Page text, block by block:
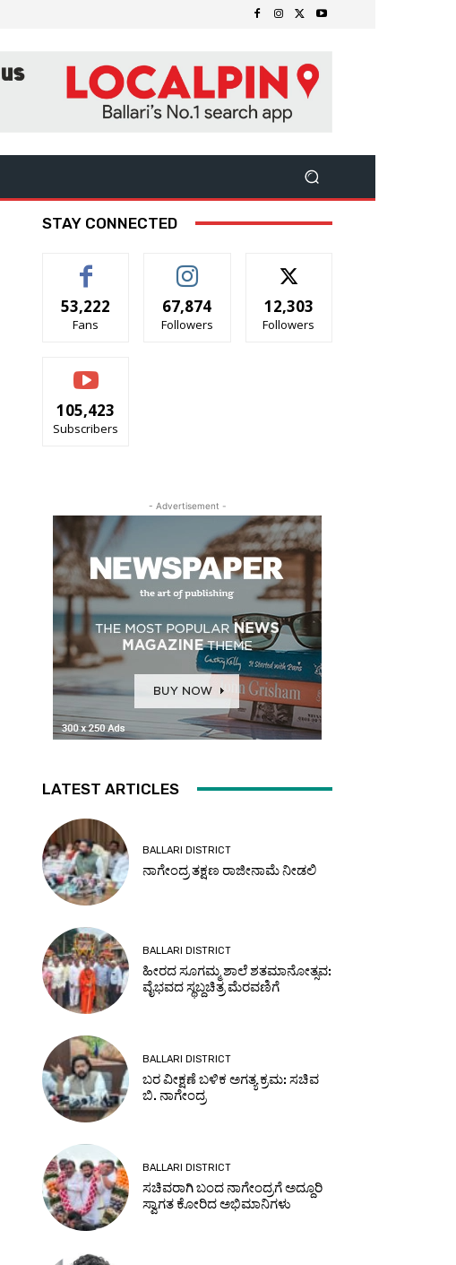
STAY CONNECTED
53,222
Fans
67,874
Followers
12,303
Followers
105,423
Subscribers
- Advertisement -
LATEST ARTICLES
BALLARI DISTRICT
ನಾಗೇಂದ್ರ ತಕ್ಷಣ ರಾಜೀನಾಮೆ ನೀಡಲಿ
BALLARI DISTRICT
ಹೀರದ ಸೂಗಮ್ಮ ಶಾಲೆ ಶತಮಾನೋತ್ಸವ:
ವೈಭವದ ಸ್ಥಬ್ದಚಿತ್ರ ಮೆರವಣಿಗೆ
BALLARI DISTRICT
ಬರ ವೀಕ್ಷಣೆ ಬಳಿಕ ಅಗತ್ಯ ಕ್ರಮ: ಸಚಿವ
ಬಿ. ನಾಗೇಂದ್ರ
BALLARI DISTRICT
ಸಚಿವರಾಗಿ ಬಂದ ನಾಗೇಂದ್ರಗೆ ಅದ್ದೂರಿ
ಸ್ವಾಗತ ಕೋರಿದ ಅಭಿಮಾನಿಗಳು